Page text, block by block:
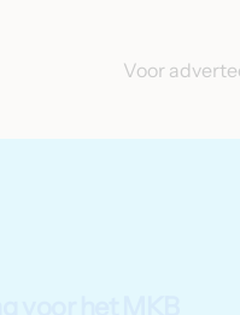
Voor